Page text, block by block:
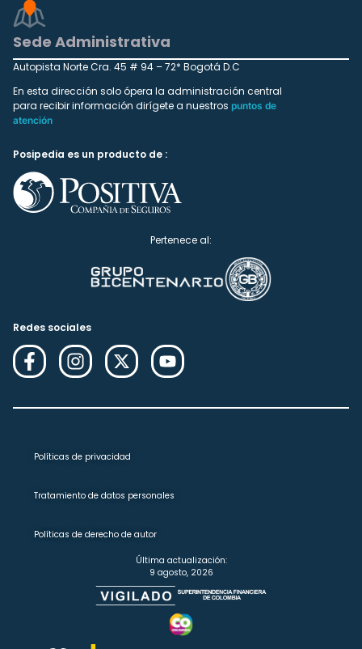
Sede Administrativa
Autopista Norte Cra. 45 # 94 – 72* Bogotá D.C
En esta dirección solo ópera la administración central
para recibir información dirígete a nuestros puntos de
atención
Posipedia es un producto de :
Pertenece al:
Redes sociales
Políticas de privacidad
Tratamiento de datos personales
Políticas de derecho de autor
Última actualización:
9 agosto, 2026